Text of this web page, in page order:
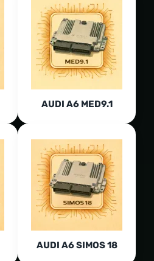
AUDI A6 MED9.1
AUDI A6 SIMOS 18